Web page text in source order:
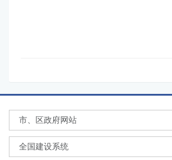
市、区政府网站
全国建设系统